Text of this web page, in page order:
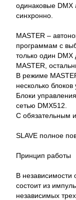
одинаковые DMX
синхронно.
MASTER –
программам с
только один
MASTER,
В режиме
несколько
Блоки
сетью DMX512.
С обязательным
SLAVE полное
Принцип работы
В независимости
состоит из
независимых